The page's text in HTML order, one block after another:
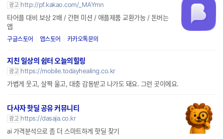
광고 http://pf.kakao.com/_MAYmn
타어플 대비 보상 2배 / 간편 미션 / 애플제품 교환가능 / 돈버는
앱
구글스토어 앱스토어 카카오톡문의
지친 일상의 쉼터 오늘의힐링
광고 https://mobile.todayhealing.co.kr
가볍게 웃고, 살짝 울고, 대충 감동받고 나가도 돼요. 그런 곳이에요.
다사자 핫딜 공유 커뮤니티
광고 https://dasaja.co.kr
ai 가격분석으로 좀 더 스마트하게 핫딜 찾기